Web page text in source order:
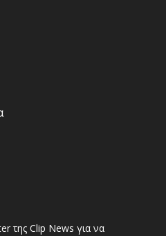
της Clip News για να